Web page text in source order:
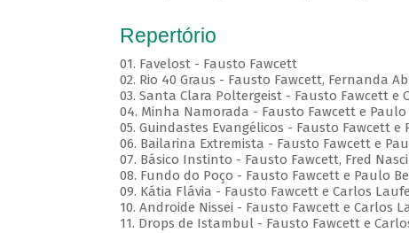
Repertório
01. Favelost - Fausto Fawcett
02. Rio 40 Graus - Fausto Fawcett, Fernanda
03. Santa Clara Poltergeist - Fausto Fawcett e
04. Minha Namorada - Fausto Fawcett e Paulo
05. Guindastes Evangélicos - Fausto Fawcett e
06. Bailarina Extremista - Fausto Fawcett e
07. Básico Instinto - Fausto Fawcett, Fred
08. Fundo do Poço - Fausto Fawcett e Paulo
09. Kátia Flávia - Fausto Fawcett e Carlos
10. Androide Nissei - Fausto Fawcett e Carlos
11. Drops de Istambul - Fausto Fawcett e